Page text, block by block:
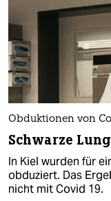
Obduktionen von
Schwarze
In Kiel wurden für
obduziert. Das
nicht mit Covid 19.